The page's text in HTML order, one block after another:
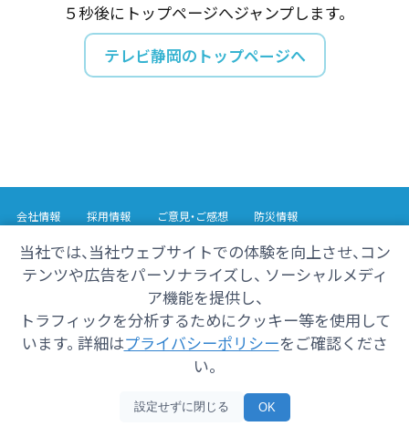
当社では、当社ウェブサイトでの体験を向上させ、コン
テンツや広告をパーソナライズし、 ソーシャルメディ
ア機能を提供し、
トラフィックを分析するためにクッキー等を使用して
います。 詳細はプライバシーポリシーをご確認くださ
い。
設定せずに閉じる OK
５秒後にトップページへジャンプします。
テレビ静岡のトップページへ
会社情報 採用情報 ご意見・ご感想
防災情報
Copyright© 2025 SHIZUOKA TELECASTING Co.,Ltd.
All Rights Reserved.